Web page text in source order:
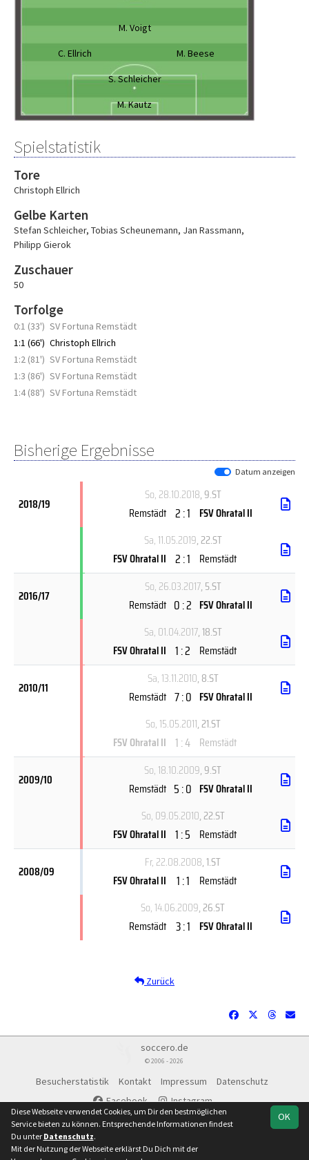
M. Voigt
C. Ellrich M. Beese
S. Schleicher
M. Kautz
Spielstatistik
Tore
Christoph Ellrich
Gelbe Karten
Stefan Schleicher, Tobias Scheunemann, Jan Rassmann,
Philipp Gierok
Zuschauer
50
Torfolge
0:1 (33') SV Fortuna Remstädt
1:1 (66') Christoph Ellrich
1:2 (81') SV Fortuna Remstädt
1:3 (86') SV Fortuna Remstädt
1:4 (88') SV Fortuna Remstädt
Bisherige Ergebnisse
Datum anzeigen
2018/19
So, 28.10.2018, 9.ST
Remstädt 2 : 1 FSV Ohratal II
Sa, 11.05.2019, 22.ST
FSV Ohratal II 2 : 1 Remstädt
2016/17
So, 26.03.2017, 5.ST
Remstädt 0 : 2 FSV Ohratal II
Sa, 01.04.2017, 18.ST
FSV Ohratal II 1 : 2 Remstädt
2010/11
Sa, 13.11.2010, 8.ST
Remstädt 7 : 0 FSV Ohratal II
So, 15.05.2011, 21.ST
FSV Ohratal II 1 : 4 Remstädt
2009/10
So, 18.10.2009, 9.ST
Remstädt 5 : 0 FSV Ohratal II
So, 09.05.2010, 22.ST
FSV Ohratal II 1 : 5 Remstädt
2008/09
Fr, 22.08.2008, 1.ST
FSV Ohratal II
1 : 1
Remstädt
So, 14.06.2009, 26.ST
Remstädt 3 : 1 FSV Ohratal II
Zurück
soccero.de
© 2006 - 2026
Besucherstatistik Kontakt Impressum
Datenschutz
Facebook
Instagram
OK
Diese Webseite verwendet Cookies, um Dir den bestmöglichen
Service bieten zu können. Entsprechende Informationen findest
Du unter Datenschutz.
Mit der Nutzung der Webseite erklärst Du Dich mit der